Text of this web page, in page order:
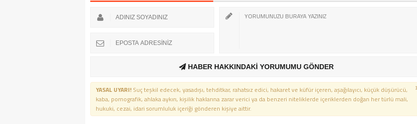
HABER HAKKINDAKİ YORUMUMU GÖNDER
YASAL UYARI! Suç teşkil edecek, yasadışı, tehditkar, rahatsız edici, hakaret ve küfür içeren, aşağılayıcı, küçük düşürücü,
kaba, pornografik, ahlaka aykırı, kişilik haklarına zarar verici ya da benzeri niteliklerde içeriklerden doğan her türlü mali,
hukuki, cezai, idari sorumluluk içeriği gönderen kişiye aittir.